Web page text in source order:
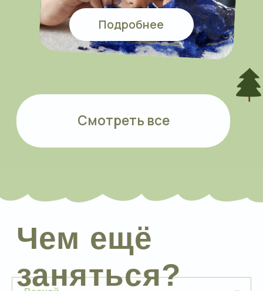
Ждём вас в
гости!